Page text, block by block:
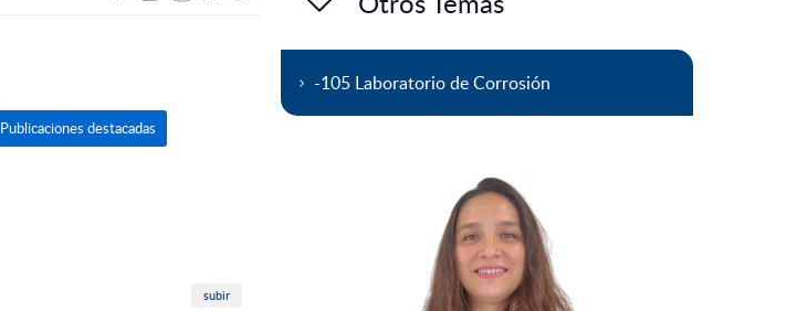
Publicaciones destacadas
subir
-105 Laboratorio de Corrosión